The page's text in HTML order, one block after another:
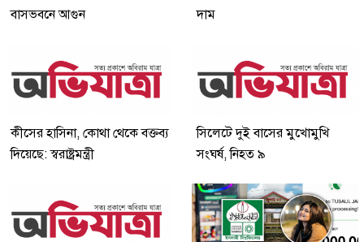
বাসভবনে আগুন
দাম
কীসের হাসিনা, কোথা থেকে বক্তব্য
দিয়েছে: স্বরাষ্ট্রমন্ত্রী
সিলেটে দুই বাসের মুখোমুখি
সংঘর্ষ, নিহত ৯